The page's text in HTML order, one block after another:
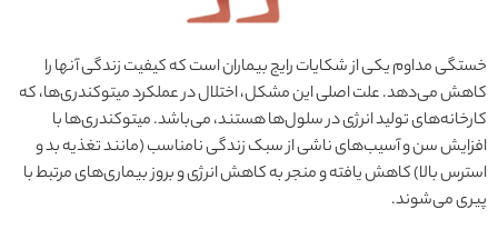
خستگی مداوم یکی از شکایات رایج بیماران است که کیفیت زندگی آنها را
کاهش می‌دهد. علت اصلی این مشکل، اختلال در عملکرد میتوکندری‌ها، که
کارخانه‌های تولید انرژی در سلول‌ها هستند، می‌باشد. میتوکندری‌ها با
افزایش سن و آسیب‌های ناشی از سبک زندگی نامناسب (مانند تغذیه بد و
استرس بالا) کاهش یافته و منجر به کاهش انرژی و بروز بیماری‌های مرتبط با
پیری می‌شوند.